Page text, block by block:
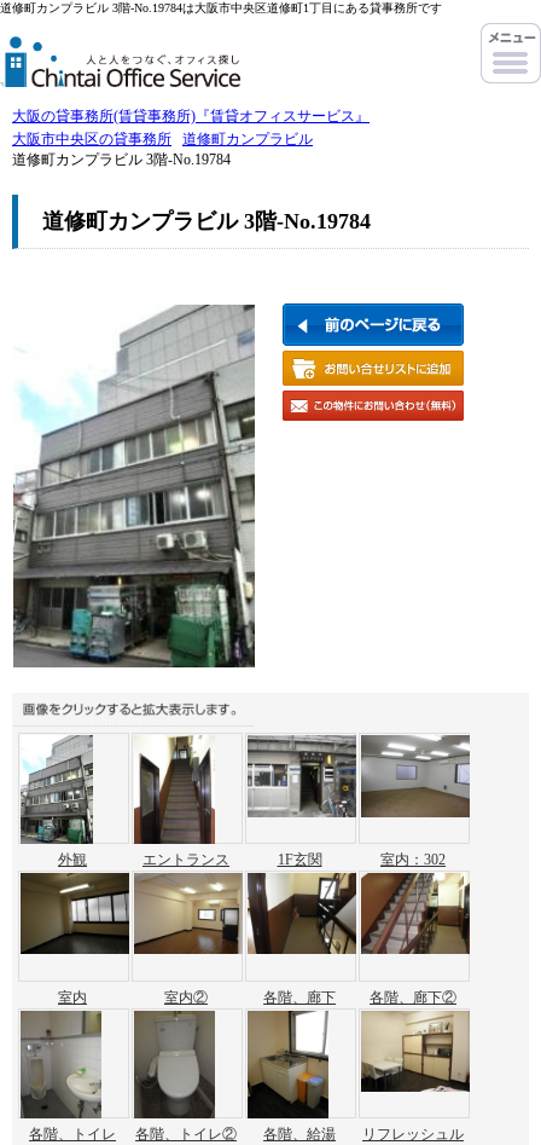
道修町カンプラビル 3階-No.19784は大阪市中央区道修町1丁目にある貸事務所です
大阪の貸事務所(賃貸事務所)『賃貸オフィスサービス』
大阪市中央区の貸事務所
道修町カンプラビル
道修町カンプラビル 3階-No.19784
道修町カンプラビル 3階-No.19784
外観 エントランス 1F玄関 室内：302
室内 室内② 各階、廊下 各階、廊下②
各階、トイレ 各階、トイレ② 各階、給湯
リフレッシュル